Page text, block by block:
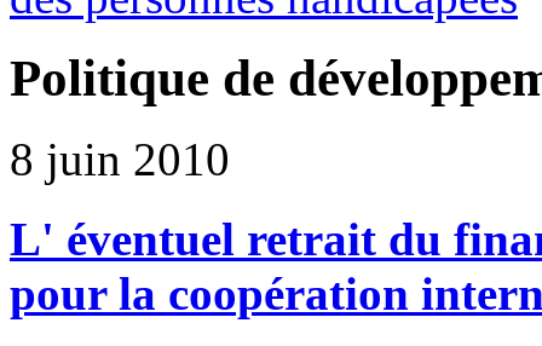
Politique de
8 juin 2010
L' éventuel retrait du
pour la coopération